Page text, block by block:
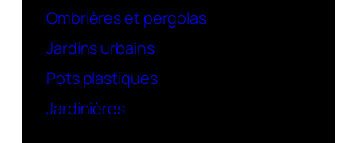
Ombrières et pergolas
Jardins urbains
Pots plastiques
Jardinières